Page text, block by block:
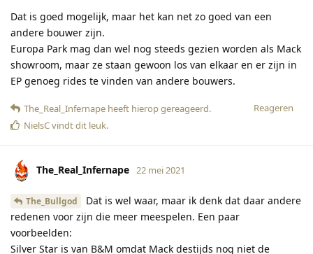
Dat is goed mogelijk, maar het kan net zo goed van een
andere bouwer zijn.
Europa Park mag dan wel nog steeds gezien worden als Mack
showroom, maar ze staan gewoon los van elkaar en er zijn in
EP genoeg rides te vinden van andere bouwers.
Reageren
The_Real_Infernape heeft hierop gereageerd.
NielsCvindt dit leuk.
The_Real_Infernape 22 mei 2021
The_Bullgod
Dat is wel waar, maar ik denk dat daar andere
redenen voor zijn die meer meespelen. Een paar
voorbeelden:
Silver Star is van B&M omdat Mack destijds nog niet de